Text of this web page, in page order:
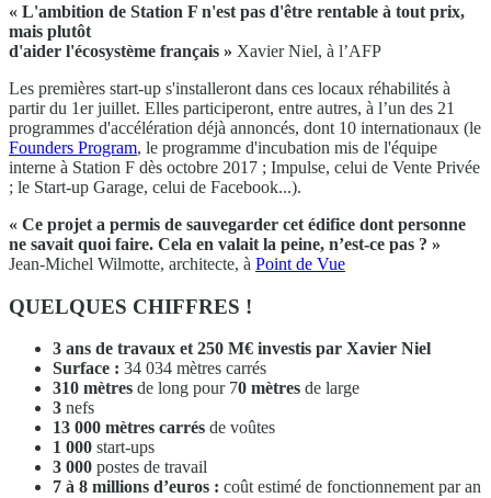
« L'ambition de Station F n'est pas d'être rentable à tout prix,
mais plutôt
d'aider l'écosystème français » Xavier Niel, à l’AFP
Les premières start-up s'installeront dans ces locaux réhabilités à
partir du 1er juillet. Elles participeront, entre autres, à l’un des 21
programmes d'accélération déjà annoncés, dont 10 internationaux (le
Founders Program, le programme d'incubation mis de l'équipe
interne à Station F dès octobre 2017 ; Impulse, celui de Vente Privée
; le Start-up Garage, celui de Facebook...).
« Ce projet a permis de sauvegarder cet édifice dont personne
ne savait quoi faire. Cela en valait la peine, n’est-ce pas ? »
Jean-Michel Wilmotte, architecte, à Point de Vue
QUELQUES CHIFFRES !
3 ans de travaux et 250 M€ investis par Xavier Niel
Surface : 34 034 mètres carrés
310 mètres de long pour 70 mètres de large
3 nefs
13 000 mètres carrés de voûtes
1 000 start-ups
3 000 postes de travail
7 à 8 millions d’euros : coût estimé de fonctionnement par an